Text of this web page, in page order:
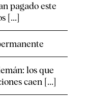
pagado este
[...]
los que
caen [...]